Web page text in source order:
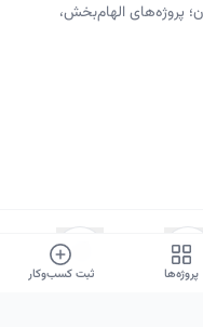
پروژه‌های الهام‌بخش،
پروژه‌ها ثبت کسب‌وکار